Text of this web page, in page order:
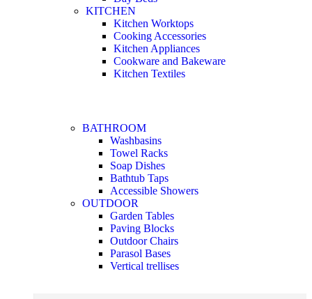
KITCHEN
Kitchen Worktops
Cooking Accessories
Kitchen Appliances
Cookware and Bakeware
Kitchen Textiles
BATHROOM
Washbasins
Towel Racks
Soap Dishes
Bathtub Taps
Accessible Showers
OUTDOOR
Garden Tables
Paving Blocks
Outdoor Chairs
Parasol Bases
Vertical trellises